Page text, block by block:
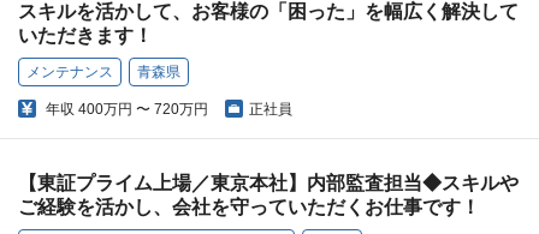
スキルを活かして、お客様の「困った」を幅広く解決して
いただきます！
メンテナンス 青森県
年収 400万円 〜 720万円 正社員
【東証プライム上場／東京本社】内部監査担当◆スキルや
ご経験を活かし、会社を守っていただくお仕事です！